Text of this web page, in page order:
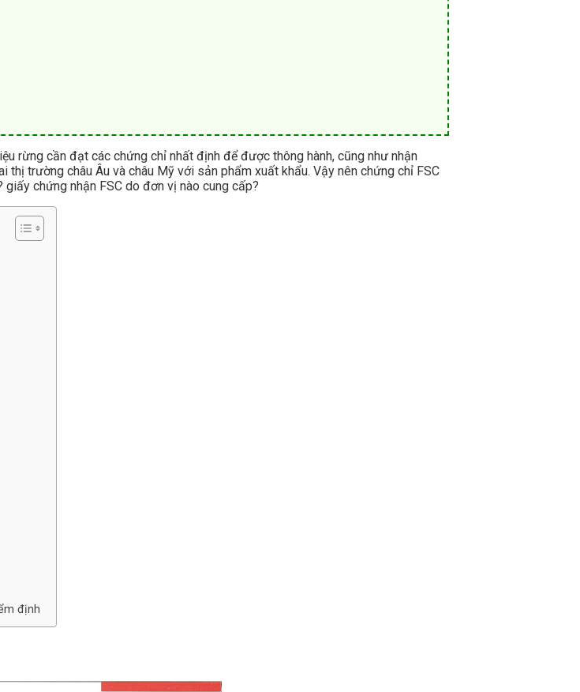
rừng cần đạt các chứng chỉ nhất định để được thông hành, cũng như nhận
trường châu Âu và châu Mỹ với sản phẩm xuất khẩu. Vậy nên chứng chỉ FSC
giấy chứng nhận FSC do đơn vị nào cung cấp?
định